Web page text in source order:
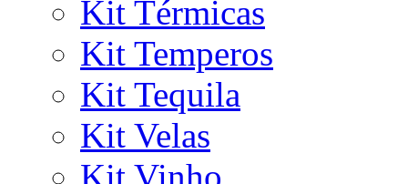
Kit Térmicas
Kit Temperos
Kit Tequila
Kit Velas
Kit Vinho